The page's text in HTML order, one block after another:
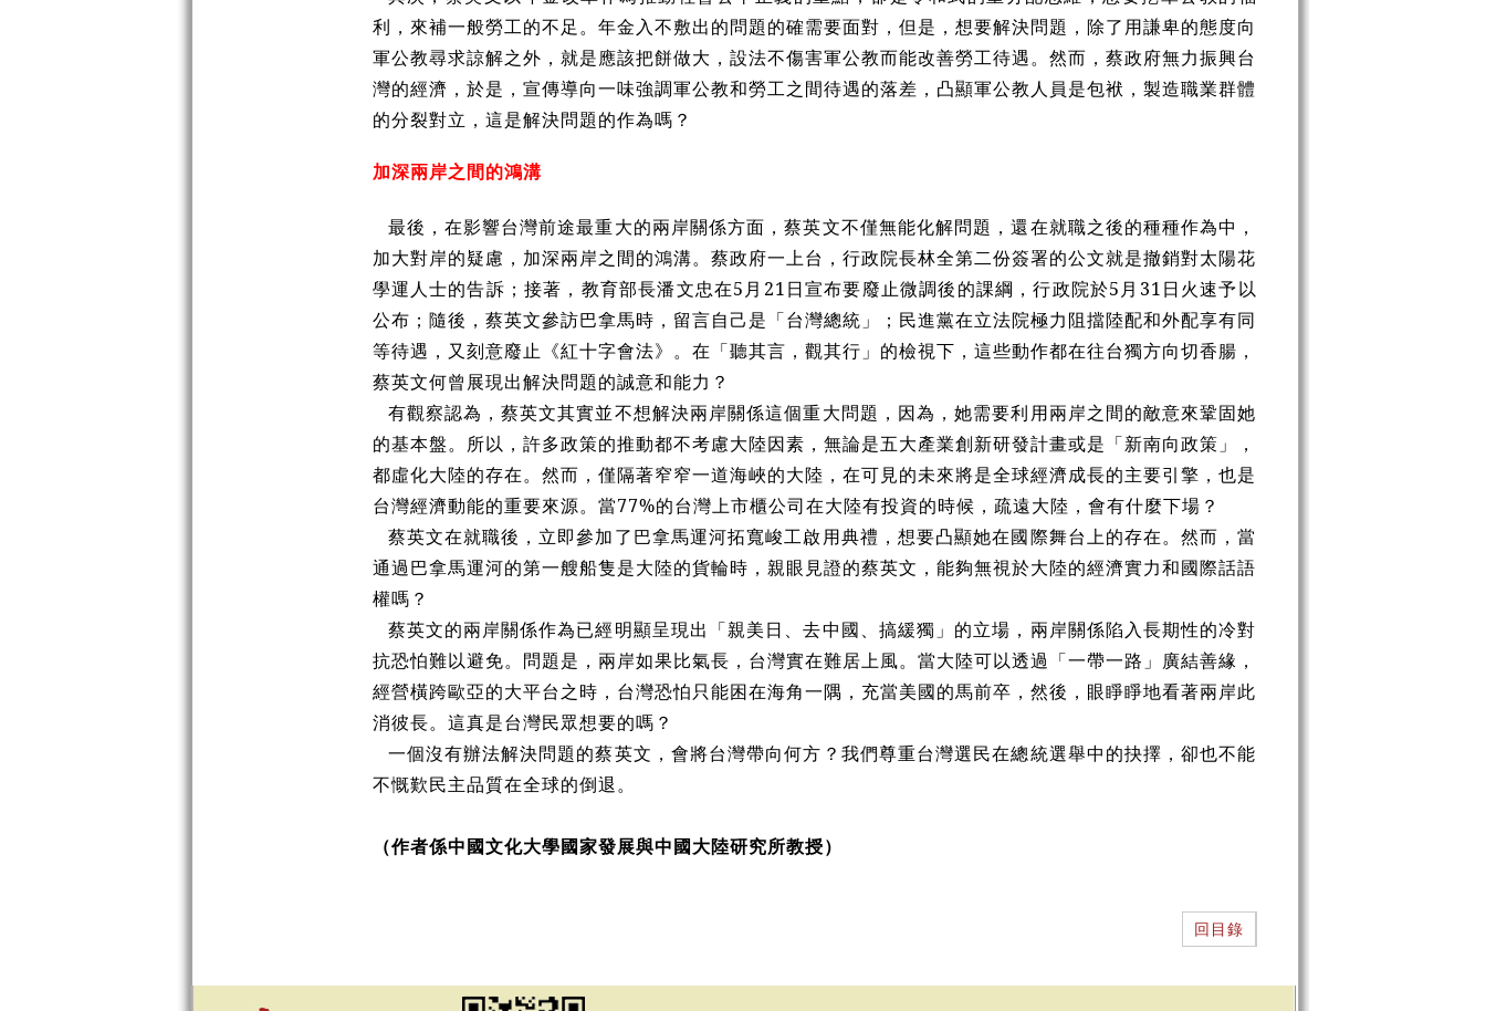
利，來補一般勞工的不足。年金入不敷出的問題的確需要面對，但是，想要解決問題，除了用謙卑的態度向
軍公教尋求諒解之外，就是應該把餅做大，設法不傷害軍公教而能改善勞工待遇。然而，蔡政府無力振興台
灣的經濟，於是，宣傳導向一味強調軍公教和勞工之間待遇的落差，凸顯軍公教人員是包袱，製造職業群體
的分裂對立，這是解決問題的作為嗎？
加深兩岸之間的鴻溝
最後，在影響台灣前途最重大的兩岸關係方面，蔡英文不僅無能化解問題，還在就職之後的種種作為中，
加大對岸的疑慮，加深兩岸之間的鴻溝。蔡政府一上台，行政院長林全第二份簽署的公文就是撤銷對太陽花
學運人士的告訴；接著，教育部長潘文忠在5月21日宣布要廢止微調後的課綱，行政院於5月31日火速予以
公布；隨後，蔡英文參訪巴拿馬時，留言自己是「台灣總統」；民進黨在立法院極力阻擋陸配和外配享有同
等待遇，又刻意廢止《紅十字會法》。在「聽其言，觀其行」的檢視下，這些動作都在往台獨方向切香腸，
蔡英文何曾展現出解決問題的誠意和能力？
有觀察認為，蔡英文其實並不想解決兩岸關係這個重大問題，因為，她需要利用兩岸之間的敵意來鞏固她
的基本盤。所以，許多政策的推動都不考慮大陸因素，無論是五大產業創新研發計畫或是「新南向政策」，
都虛化大陸的存在。然而，僅隔著窄窄一道海峽的大陸，在可見的未來將是全球經濟成長的主要引擎，也是
台灣經濟動能的重要來源。當77%的台灣上市櫃公司在大陸有投資的時候，疏遠大陸，會有什麼下場？
蔡英文在就職後，立即參加了巴拿馬運河拓寬峻工啟用典禮，想要凸顯她在國際舞台上的存在。然而，當
通過巴拿馬運河的第一艘船隻是大陸的貨輪時，親眼見證的蔡英文，能夠無視於大陸的經濟實力和國際話語
權嗎？
蔡英文的兩岸關係作為已經明顯呈現出「親美日、去中國、搞緩獨」的立場，兩岸關係陷入長期性的冷對
抗恐怕難以避免。問題是，兩岸如果比氣長，台灣實在難居上風。當大陸可以透過「一帶一路」廣結善緣，
經營橫跨歐亞的大平台之時，台灣恐怕只能困在海角一隅，充當美國的馬前卒，然後，眼睜睜地看著兩岸此
消彼長。這真是台灣民眾想要的嗎？
一個沒有辦法解決問題的蔡英文，會將台灣帶向何方？我們尊重台灣選民在總統選舉中的抉擇，卻也不能
不慨歎民主品質在全球的倒退。
（作者係中國文化大學國家發展與中國大陸研究所教授）
回目錄